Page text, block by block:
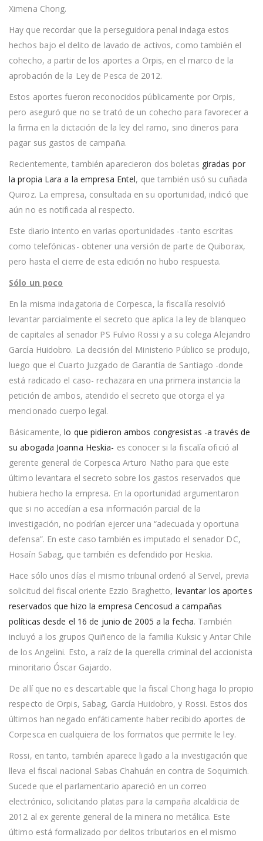
Ximena Chong.
Hay que recordar que la perseguidora penal indaga estos
hechos bajo el delito de lavado de activos, como también el
cohecho, a partir de los aportes a Orpis, en el marco de la
aprobación de la Ley de Pesca de 2012.
Estos aportes fueron reconocidos públicamente por Orpis,
pero aseguró que no se trató de un cohecho para favorecer a
la firma en la dictación de la ley del ramo, sino dineros para
pagar sus gastos de campaña.
Recientemente, también aparecieron dos boletas giradas por
la propia Lara a la empresa Entel, que también usó su cuñada
Quiroz. La empresa, consultada en su oportunidad, indicó que
aún no es notificada al respecto.
Este diario intento en varias oportunidades -tanto escritas
como telefónicas- obtener una versión de parte de Quiborax,
pero hasta el cierre de esta edición no hubo respuesta.
Sólo un poco
En la misma indagatoria de Corpesca, la fiscalía resolvió
levantar parcialmente el secreto que aplica la ley de blanqueo
de capitales al senador PS Fulvio Rossi y a su colega Alejandro
García Huidobro. La decisión del Ministerio Público se produjo,
luego que el Cuarto Juzgado de Garantía de Santiago -donde
está radicado el caso- rechazara en una primera instancia la
petición de ambos, atendido el secreto que otorga el ya
mencionado cuerpo legal.
Básicamente,lo que pidieron ambos congresistas -a través de
su abogada Joanna Heskia- es conocer si la fiscalía ofició al
gerente general de Corpesca Arturo Natho para que este
último levantara el secreto sobre los gastos reservados que
hubiera hecho la empresa. En la oportunidad argumentaron
que si no accedían a esa información parcial de la
investigación, no podrían ejercer una “adecuada y oportuna
defensa”. En este caso también es imputado el senador DC,
Hosaín Sabag, que también es defendido por Heskia.
Hace sólo unos días el mismo tribunal ordenó al Servel, previa
solicitud del fiscal oriente Ezzio Braghetto, levantar los aportes
reservados que hizo la empresa Cencosud a campañas
políticas desde el 16 de junio de 2005 a la fecha. También
incluyó a los grupos Quiñenco de la familia Kuksic y Antar Chile
de los Angelini. Esto, a raíz de la querella criminal del accionista
minoritario Óscar Gajardo.
De allí que no es descartable que la fiscal Chong haga lo propio
respecto de Orpis, Sabag, García Huidobro, y Rossi. Estos dos
últimos han negado enfáticamente haber recibido aportes de
Corpesca en cualquiera de los formatos que permite le ley.
Rossi, en tanto, también aparece ligado a la investigación que
lleva el fiscal nacional Sabas Chahuán en contra de Soquimich.
Sucede que el parlamentario apareció en un correo
electrónico, solicitando platas para la campaña alcaldicia de
2012 al ex gerente general de la minera no metálica. Este
último está formalizado por delitos tributarios en el mismo